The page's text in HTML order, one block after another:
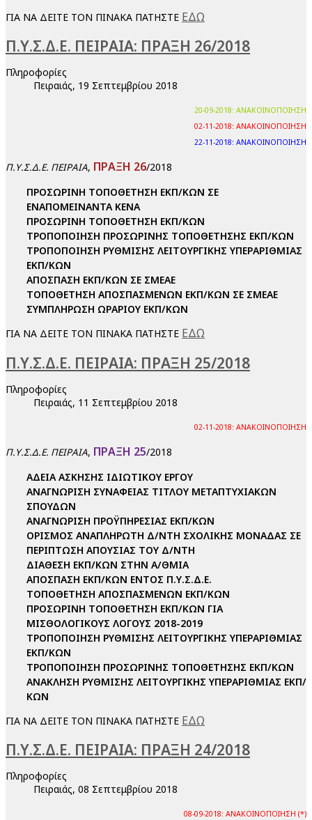
ΓΙΑ ΝΑ ΔΕΙΤΕ ΤΟΝ ΠΙΝΑΚΑ ΠΑΤΗΣΤΕ ΕΔΩ
Π.Υ.Σ.Δ.Ε. ΠΕΙΡΑΙΑ: ΠΡΑΞΗ 26/2018
Πληροφορίες
Πειραιάς, 19 Σεπτεμβρίου 2018
20-09-2018: ΑΝΑΚΟΙΝΟΠΟΙΗΣΗ
02-11-2018: ΑΝΑΚΟΙΝΟΠΟΙΗΣΗ
22-11-2018: ΑΝΑΚΟΙΝΟΠΟΙΗΣΗ
Π.Υ.Σ.Δ.Ε. ΠΕΙΡΑΙΑ, ΠΡΑΞΗ 26/2018
ΠΡΟΣΩΡΙΝΗ ΤΟΠΟΘΕΤΗΣΗ ΕΚΠ/ΚΩΝ ΣΕ
ΕΝΑΠΟΜΕΙΝΑΝΤΑ ΚΕΝΑ
ΠΡΟΣΩΡΙΝΗ ΤΟΠΟΘΕΤΗΣΗ ΕΚΠ/ΚΩΝ
ΤΡΟΠΟΠΟΙΗΣΗ ΠΡΟΣΩΡΙΝΗΣ ΤΟΠΟΘΕΤΗΣΗΣ ΕΚΠ/ΚΩΝ
ΤΡΟΠΟΠΟΙΗΣΗ ΡΥΘΜΙΣΗΣ ΛΕΙΤΟΥΡΓΙΚΗΣ ΥΠΕΡΑΡΙΘΜΙΑΣ
ΕΚΠ/ΚΩΝ
ΑΠΟΣΠΑΣΗ ΕΚΠ/ΚΩΝ ΣΕ ΣΜΕΑΕ
ΤΟΠΟΘΕΤΗΣΗ ΑΠΟΣΠΑΣΜΕΝΩΝ ΕΚΠ/ΚΩΝ ΣΕ ΣΜΕΑΕ
ΣΥΜΠΛΗΡΩΣΗ ΩΡΑΡΙΟΥ ΕΚΠ/ΚΩΝ
ΓΙΑ ΝΑ ΔΕΙΤΕ ΤΟΝ ΠΙΝΑΚΑ ΠΑΤΗΣΤΕ ΕΔΩ
Π.Υ.Σ.Δ.Ε. ΠΕΙΡΑΙΑ: ΠΡΑΞΗ 25/2018
Πληροφορίες
Πειραιάς, 11 Σεπτεμβρίου 2018
02-11-2018: ΑΝΑΚΟΙΝΟΠΟΙΗΣΗ
Π.Υ.Σ.Δ.Ε. ΠΕΙΡΑΙΑ, ΠΡΑΞΗ 25/2018
ΑΔΕΙΑ ΑΣΚΗΣΗΣ ΙΔΙΩΤΙΚΟΥ ΕΡΓΟΥ
ΑΝΑΓΝΩΡΙΣΗ ΣΥΝΑΦΕΙΑΣ ΤΙΤΛΟΥ ΜΕΤΑΠΤΥΧΙΑΚΩΝ
ΣΠΟΥΔΩΝ
ΑΝΑΓΝΩΡΙΣΗ ΠΡΟΫΠΗΡΕΣΙΑΣ ΕΚΠ/ΚΩΝ
ΟΡΙΣΜΟΣ ΑΝΑΠΛΗΡΩΤΗ Δ/ΝΤΗ ΣΧΟΛΙΚΗΣ ΜΟΝΑΔΑΣ ΣΕ
ΠΕΡΙΠΤΩΣΗ ΑΠΟΥΣΙΑΣ ΤΟΥ Δ/ΝΤΗ
ΔΙΑΘΕΣΗ ΕΚΠ/ΚΩΝ ΣΤΗΝ Α/ΘΜΙΑ
ΑΠΟΣΠΑΣΗ ΕΚΠ/ΚΩΝ ΕΝΤΟΣ Π.Υ.Σ.Δ.Ε.
ΤΟΠΟΘΕΤΗΣΗ ΑΠΟΣΠΑΣΜΕΝΩΝ ΕΚΠ/ΚΩΝ
ΠΡΟΣΩΡΙΝΗ ΤΟΠΟΘΕΤΗΣΗ ΕΚΠ/ΚΩΝ ΓΙΑ
ΜΙΣΘΟΛΟΓΙΚΟΥΣ ΛΟΓΟΥΣ 2018-2019
ΤΡΟΠΟΠΟΙΗΣΗ ΡΥΘΜΙΣΗΣ ΛΕΙΤΟΥΡΓΙΚΗΣ ΥΠΕΡΑΡΙΘΜΙΑΣ
ΕΚΠ/ΚΩΝ
ΤΡΟΠΟΠΟΙΗΣΗ ΠΡΟΣΩΡΙΝΗΣ ΤΟΠΟΘΕΤΗΣΗΣ ΕΚΠ/ΚΩΝ
ΑΝΑΚΛΗΣΗ ΡΥΘΜΙΣΗΣ ΛΕΙΤΟΥΡΓΙΚΗΣ ΥΠΕΡΑΡΙΘΜΙΑΣ ΕΚΠ/
ΚΩΝ
ΓΙΑ ΝΑ ΔΕΙΤΕ ΤΟΝ ΠΙΝΑΚΑ ΠΑΤΗΣΤΕ ΕΔΩ
Π.Υ.Σ.Δ.Ε. ΠΕΙΡΑΙΑ: ΠΡΑΞΗ 24/2018
Πληροφορίες
Πειραιάς, 08 Σεπτεμβρίου 2018
08-09-2018: ΑΝΑΚΟΙΝΟΠΟΙΗΣΗ (*)